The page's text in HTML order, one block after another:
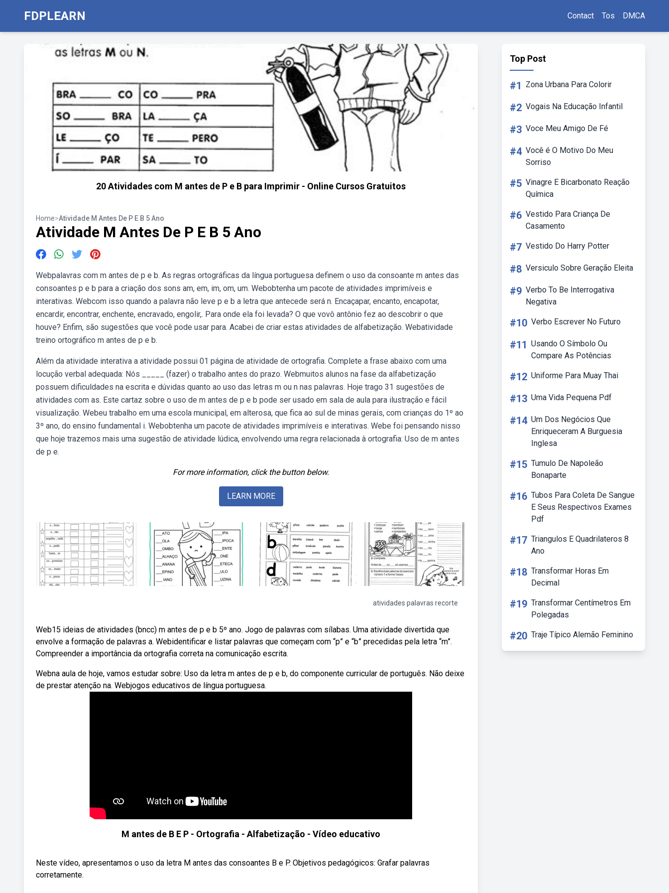
FDPLEARN Contact Tos DMCA
20 Atividades com M antes de P e B para Imprimir - Online Cursos Gratuitos
Home>Atividade M Antes De P E B 5 Ano
Atividade M Antes De P E B 5 Ano
Webpalavras com m antes de p e b. As regras ortográficas da língua portuguesa definem o uso da consoante m antes das
consoantes p e b para a criação dos sons am, em, im, om, um. Webobtenha um pacote de atividades imprimíveis e
interativas. Webcom isso quando a palavra não leve p e b a letra que antecede será n. Encaçapar, encanto, encapotar,
encardir, encontrar, enchente, encravado, engolir,. Para onde ela foi levada? O que vovô antônio fez ao descobrir o que
houve? Enfim, são sugestões que você pode usar para. Acabei de criar estas atividades de alfabetização. Webatividade
treino ortográfico m antes de p e b.
Além da atividade interativa a atividade possui 01 página de atividade de ortografia. Complete a frase abaixo com uma
locução verbal adequada: Nós _____ (fazer) o trabalho antes do prazo. Webmuitos alunos na fase da alfabetização
possuem dificuldades na escrita e dúvidas quanto ao uso das letras m ou n nas palavras. Hoje trago 31 sugestões de
atividades com as. Este cartaz sobre o uso de m antes de p e b pode ser usado em sala de aula para ilustração e fácil
visualização. Webeu trabalho em uma escola municipal, em alterosa, que fica ao sul de minas gerais, com crianças do 1º ao
3º ano, do ensino fundamental i. Webobtenha um pacote de atividades imprimíveis e interativas. Webe foi pensando nisso
que hoje trazemos mais uma sugestão de atividade lúdica, envolvendo uma regra relacionada à ortografia: Uso de m antes
de p e.
For more information, click the button below.
LEARN MORE
atividades palavras recorte
Web15 ideias de atividades (bncc) m antes de p e b 5º ano. Jogo de palavras com sílabas. Uma atividade divertida que
envolve a formação de palavras a. Webidentificar e listar palavras que começam com “p” e “b” precedidas pela letra “m”.
Compreender a importância da ortografia correta na comunicação escrita.
Webna aula de hoje, vamos estudar sobre: Uso da letra m antes de p e b, do componente curricular de português. Não deixe
de prestar atenção na. Webjogos educativos de língua portuguesa.
M antes de B E P - Ortografia - Alfabetização - Vídeo educativo
Neste vídeo, apresentamos o uso da letra M antes das consoantes B e P. Objetivos pedagógicos: Grafar palavras
corretamente.
Top Post
#1 Zona Urbana Para Colorir
#2 Vogais Na Educação Infantil
#3 Voce Meu Amigo De Fé
#4 Você é O Motivo Do Meu
Sorriso
#5 Vinagre E Bicarbonato Reação
Química
#6 Vestido Para Criança De
Casamento
#7 Vestido Do Harry Potter
#8 Versiculo Sobre Geração Eleita
#9 Verbo To Be Interrogativa
Negativa
#10 Verbo Escrever No Futuro
#11 Usando O Símbolo Ou
Compare As Potências
#12 Uniforme Para Muay Thai
#13 Uma Vida Pequena Pdf
#14 Um Dos Negócios Que
Enriqueceram A Burguesia
Inglesa
#15 Tumulo De Napoleão
Bonaparte
#16 Tubos Para Coleta De Sangue
E Seus Respectivos Exames
Pdf
#17 Triangulos E Quadrilateros 8
Ano
#18 Transformar Horas Em
Decimal
#19 Transformar Centímetros Em
Polegadas
#20 Traje Típico Alemão Feminino